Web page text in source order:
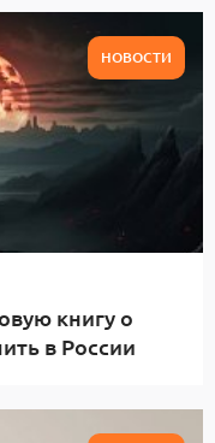
НОВОСТИ
книгу о
в России